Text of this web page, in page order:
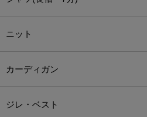
ニット
カーディガン
ジレ・ベスト